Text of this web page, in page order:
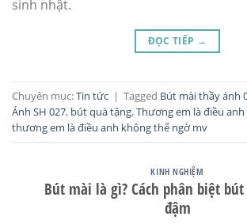
sinh nhật.
ĐỌC TIẾP →
Chuyên mục:Tin tức | Tagged Bút mài thầy ánh
Ánh SH 027, bút quà tặng,Thương em là điều
thương em là điều anh không thể ngờ mv
KINH NGHIỆM
Bút mài là gì? Cách phân biệt
đậm